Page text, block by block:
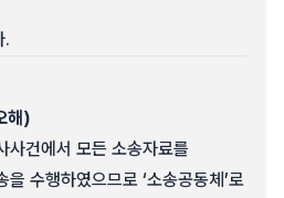
.
해)
건에서 모든 소송자료를
수행하였으므로 ‘소송공동체’로